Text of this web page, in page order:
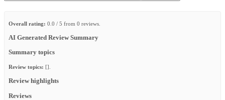
Overall rating: 0.0 / 5 from 0 reviews.
AI Generated Review Summary
Summary topics
Review topics: [].
Review highlights
Reviews